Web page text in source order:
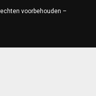
voorbehouden –